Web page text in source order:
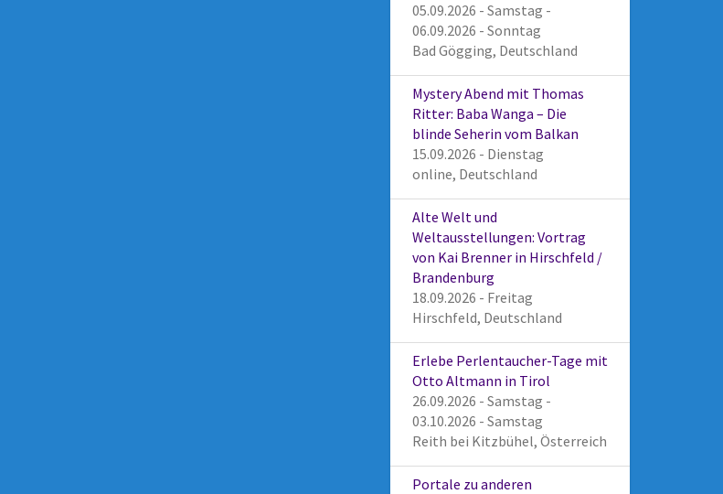
05.09.2026 - Samstag -
06.09.2026 - Sonntag
Bad Gögging, Deutschland
Mystery Abend mit Thomas
Ritter: Baba Wanga – Die
blinde Seherin vom Balkan
15.09.2026 - Dienstag
online, Deutschland
Alte Welt und
Weltausstellungen: Vortrag
von Kai Brenner in Hirschfeld /
Brandenburg
18.09.2026 - Freitag
Hirschfeld, Deutschland
Erlebe Perlentaucher-Tage mit
Otto Altmann in Tirol
26.09.2026 - Samstag -
03.10.2026 - Samstag
Reith bei Kitzbühel, Österreich
Portale zu anderen